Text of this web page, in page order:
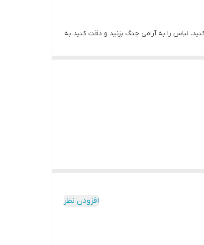
لباس را به آرامی چنگ بزنید و دقت کنید به
افزودن نظر